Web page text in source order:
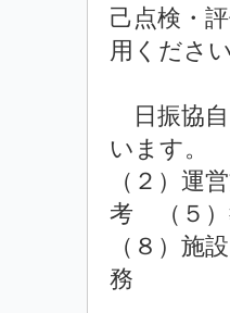
己点検・
用くださ
日振協自
います。
（２）運
考 （５
（８）施
務